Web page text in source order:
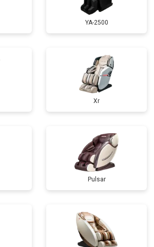
от 5500 ₽
YA-2500
Xr
Pulsar